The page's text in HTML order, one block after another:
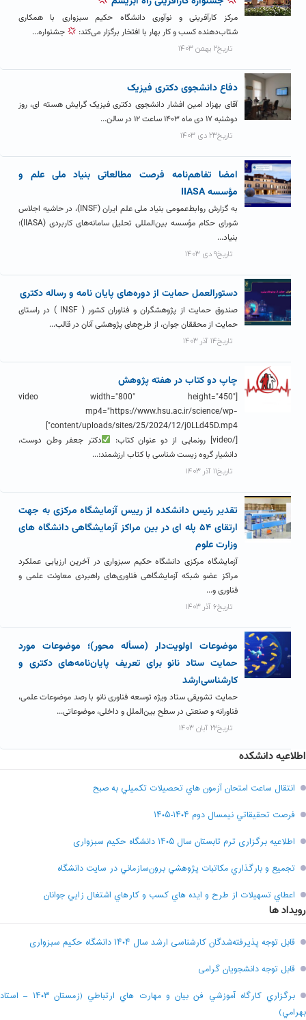
مرکز کارآفرینی و نوآوری دانشگاه حکیم سبزواری با همکاری
شتاب‌دهنده کسب و کار بهار با افتخار برگزار می‌کند:
جشنواره...
تاریخ۲ بهمن ۱۴۰۳
دفاع دانشجوی دکتری فیزیک
آقای بهزاد امین افشار دانشجوی دکتری فیزیک گرایش هسته ای، روز
دوشنبه ۱۷ دی ماه ۱۴۰۳ ساعت ۱۲ در سالن...
تاریخ۲۳ دی ۱۴۰۳
امضا تفاهم‌نامه فرصت مطالعاتی بنیاد ملی علم و
مؤسسه IIASA
به گزارش روابط‌عمومی بنیاد ملی علم ایران (INSF)، در حاشیه اجلاس
شورای حکام مؤسسه بین‌المللی تحلیل سامانه‌های کاربردی (IIASA)؛
بنیاد...
تاریخ۹ دی ۱۴۰۳
دستورالعمل حمایت از دوره‌های پایان نامه و رساله دکتری
صندوق حمایت از پژوهشگران و فناوران کشور ( INSF ) در راستای
حمایت از محققان جوان، از طرح‌های پژوهشی آنان در قالب...
تاریخ۱۴ آذر ۱۴۰۳
چاپ دو کتاب در هفته پژوهش
[video width="800" height="450"
mp4="https://www.hsu.ac.ir/science/wp-
content/uploads/sites/25/2024/12/j0LLd45D.mp4"]
[/video] رونمایی از دو عنوان کتاب:
دکتر جعفر وطن دوست،
دانشیار گروه زیست شناسی با کتاب ارزشمند:...
تاریخ۱۱ آذر ۱۴۰۳
تقدیر رئیس دانشکده از رییس آزمایشگاه مرکزی به جهت
ارتقای ۵۴ پله ای در بین مراکز آزمایشگاهی دانشگاه های
وزارت علوم
آزمایشگاه مرکزی دانشگاه حکیم سبزواری در آخرین ارزیابی عملکرد
مراکز عضو شبکه آزمایشگاهی فناوری‌های راهبردی معاونت علمی و
فناوری و...
تاریخ۶ آذر ۱۴۰۳
موضوعات اولویت‌دار (مسأله محور)؛ موضوعات مورد
حمایت ستاد نانو برای تعریف پایان‌نامه‌های دکتری و
کارشناسی‌ارشد
حمایت تشویقی ستاد ویژه توسعه فناوری نانو با رصد موضوعات علمی،
فناورانه و صنعتی در سطح بین‌الملل و داخلی، موضوعاتی...
تاریخ۲۲ آبان ۱۴۰۳
اطلاعیه دانشکده
انتقال ساعت امتحان آزمون هاي تحصيلات تکميلي به صبح
فرصت تحقيقاتي نیمسال دوم ۱۴۰۴-۱۴۰۵
اطلاعیه برگزاری ترم تابستان سال ۱۴۰۵ دانشگاه حکیم سبزواری
تجميع و بارگذاري مکاتبات پژوهشي برون‌سازماني در سايت دانشگاه
اعطاي تسهيلات از طرح و ايده هاي کسب و کارهاي اشتغال زايي جوانان
رویداد ها
قابل توجه پذیرفته‌شدگان کارشناسی ارشد سال ۱۴۰۴ دانشگاه حکیم سبزواری
قابل توجه دانشجویان گرامی
برگزاري کارگاه آموزشي فن بيان و مهارت هاي ارتباطي (زمستان ۱۴۰۳ – استاد
بهرامي)